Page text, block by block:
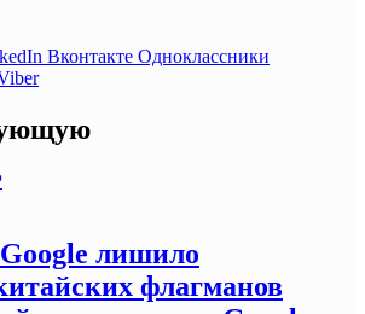
Вконтакте Одноклассники
лишило
флагманов